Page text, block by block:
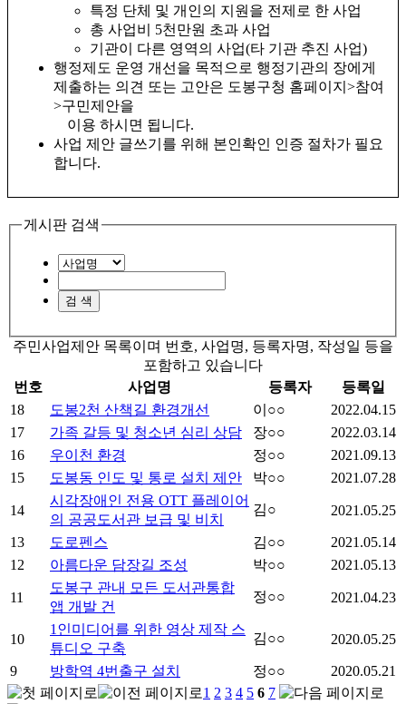
특정 단체 및 개인의 지원을 전제로 한 사업
총 사업비 5천만원 초과 사업
기관이 다른 영역의 사업(타 기관 추진 사업)
행정제도 운영 개선을 목적으로 행정기관의 장에게
제출하는 의견 또는 고안은 도봉구청 홈페이지>참여
>구민제안을
이용 하시면 됩니다.
사업 제안 글쓰기를 위해 본인확인 인증 절차가 필요
합니다.
게시판 검색
주민사업제안 목록이며 번호, 사업명, 등록자명, 작성일 등을
포함하고 있습니다
번호
사업명 등록자
등록일
18
도봉2천 산책길 환경개선 이○○
2022.04.15
17
가족 갈등 및 청소년 심리 상담 장○○
2022.03.14
16
우이천 환경 정○○
2021.09.13
15
도봉동 인도 및 통로 설치 제안 박○○ 2021.07.28
14
시각장애인 전용 OTT 플레이어
의 공공도서관 보급 및 비치
김○ 2021.05.25
13 도로펜스 김○○
2021.05.14
12
아름다운 담장길 조성 박○○ 2021.05.13
11
도봉구 관내 모든 도서관통합
앱 개발 건
정○○ 2021.04.23
10
1인미디어를 위한 영상 제작 스
튜디오 구축
김○○ 2020.05.25
9 방학역 4번출구 설치 정○○
2020.05.21
1 2 3 4 5 6 7